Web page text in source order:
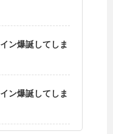
ン爆誕してしま
ン爆誕してしま